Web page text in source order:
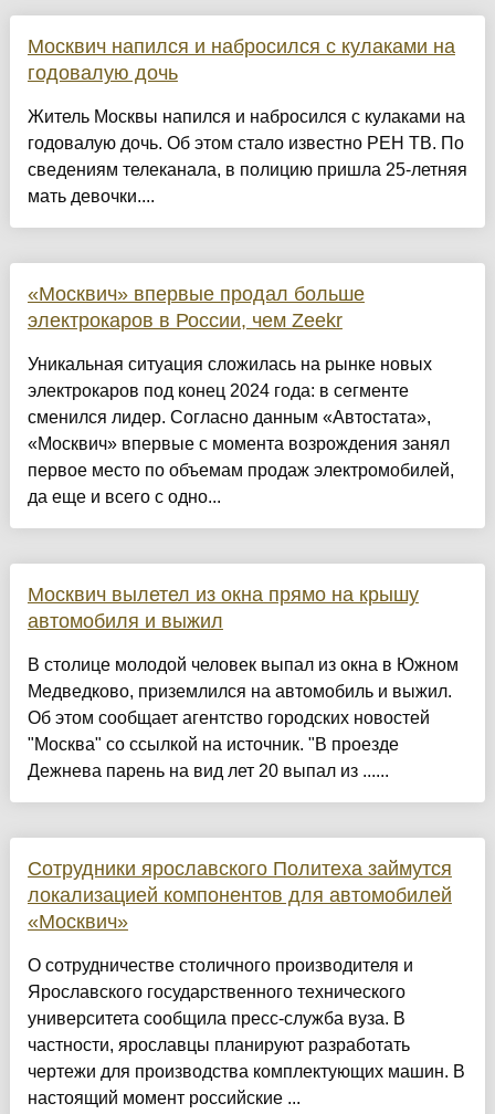
Москвич напился и набросился с кулаками на
годовалую дочь
Житель Москвы напился и набросился с кулаками на
годовалую дочь. Об этом стало известно РЕН ТВ. По
сведениям телеканала, в полицию пришла 25-летняя
мать девочки....
«Москвич» впервые продал больше
электрокаров в России, чем Zeekr
Уникальная ситуация сложилась на рынке новых
электрокаров под конец 2024 года: в сегменте
сменился лидер. Согласно данным «Автостата»,
«Москвич» впервые с момента возрождения занял
первое место по объемам продаж электромобилей,
да еще и всего с одно...
Москвич вылетел из окна прямо на крышу
автомобиля и выжил
В столице молодой человек выпал из окна в Южном
Медведково, приземлился на автомобиль и выжил.
Об этом сообщает агентство городских новостей
"Москва" со ссылкой на источник. "В проезде
Дежнева парень на вид лет 20 выпал из ......
Сотрудники ярославского Политеха займутся
локализацией компонентов для автомобилей
«Москвич»
О сотрудничестве столичного производителя и
Ярославского государственного технического
университета сообщила пресс-служба вуза. В
частности, ярославцы планируют разработать
чертежи для производства комплектующих машин. В
настоящий момент российские ...